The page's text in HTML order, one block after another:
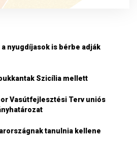
nyugdíjasok is bérbe adják
Szicília mellett
Vasútfejlesztési Terv uniós
tanulnia kellene